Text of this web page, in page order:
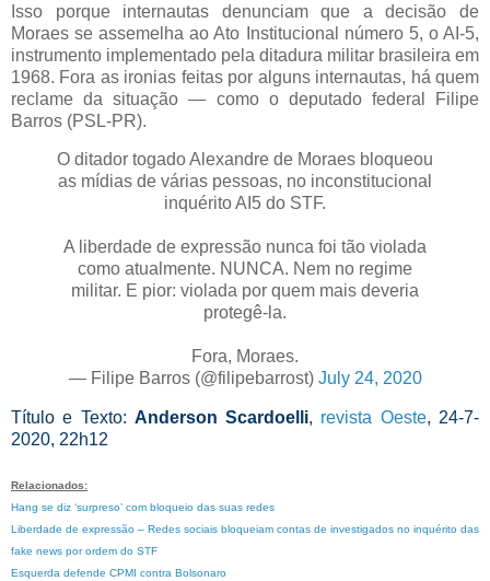
Isso porque internautas denunciam que a decisão de
Moraes se assemelha ao Ato Institucional número 5, o AI-5,
instrumento implementado pela ditadura militar brasileira em
1968. Fora as ironias feitas por alguns internautas, há quem
reclame da situação — como o deputado federal Filipe
Barros (PSL-PR).
O ditador togado Alexandre de Moraes bloqueou
as mídias de várias pessoas, no inconstitucional
inquérito AI5 do STF.
A liberdade de expressão nunca foi tão violada
como atualmente. NUNCA. Nem no regime
militar. E pior: violada por quem mais deveria
protegê-la.
Fora, Moraes.
— Filipe Barros (@filipebarrost) July 24, 2020
Título e Texto: Anderson Scardoelli, revista Oeste, 24-7-
2020, 22h12
Relacionados:
Hang se diz ‘surpreso’ com bloqueio das suas redes
Liberdade de expressão – Redes sociais bloqueiam contas de investigados no inquérito das
fake news por ordem do STF
Esquerda defende CPMI contra Bolsonaro